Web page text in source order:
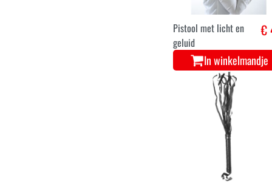
Pistool met licht en
geluid
€
In winkelmandje